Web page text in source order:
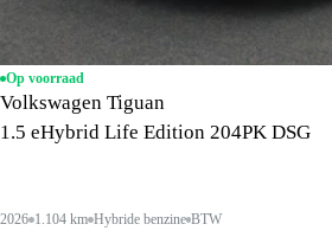
Op voorraad
Volkswagen Tiguan
1.5 eHybrid Life Edition 204PK DSG
2026 1.104 km Hybride benzine BTW